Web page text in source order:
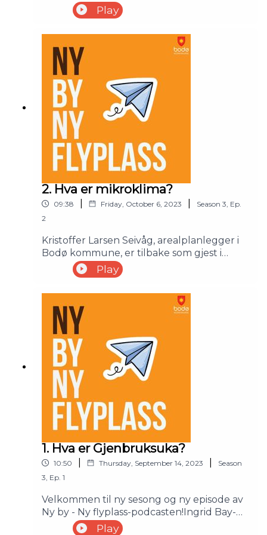
denne episoden for å snakke om temaet
sosial boligbygging. Episoden er spilt inn
sommeren 2023.
Play
2. Hva er mikroklima?
09:38 Friday, October 6, 2023 Season 3 Ep.
2
Kristoffer Larsen Seivåg, arealplanlegger i
Bodø kommune, er tilbake som gjest i
denne episoden som omhandler temaet:
mikroklima.
Play
1. Hva er Gjenbruksuka?
10:50 Thursday, September 14, 2023
Season
3 Ep. 1
Velkommen til ny sesong og ny episode av
Ny by - Ny flyplass-podcasten!Ingrid Bay-
Larsen, miljørådgiver i Bodø kommune, er
Play